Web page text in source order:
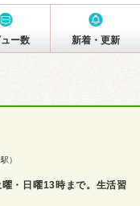
ー数 新着・更新
）
・日曜13時まで。生活習